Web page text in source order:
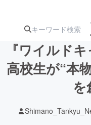
注目
ジェ
『ワイルド
高校生が“本
を